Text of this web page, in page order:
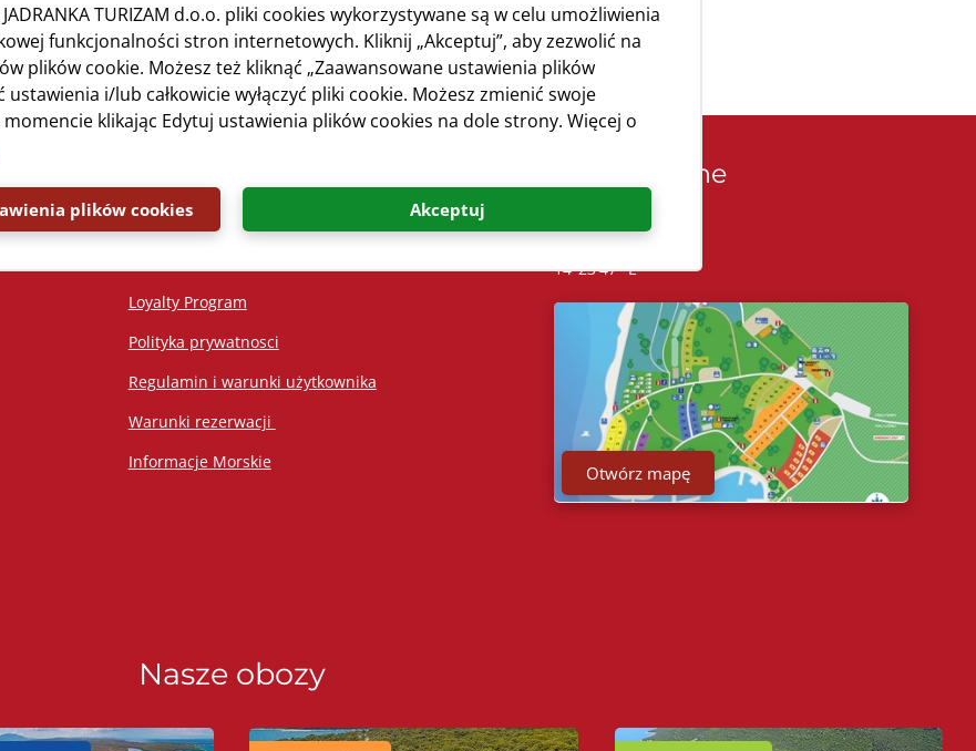
Pobierz broszury
Loyalty Program
Polityka prywatnosci
Regulamin i warunki użytkownika
Warunki rezerwacji ​
Informacje Morskie
Współrzędne
Kemping Bijar
14°23'47'' E
Otwórz mapę
Nasze obozy
TURIZAM d.o.o. pliki cookies wykorzystywane są w celu umożliwienia
funkcjonalności stron internetowych. Kliknij „Akceptuj”, aby zezwolić na
plików cookie. Możesz też kliknąć „Zaawansowane ustawienia plików
ustawienia i/lub całkowicie wyłączyć pliki cookie. Możesz zmienić swoje
klikając Edytuj ustawienia plików cookies na dole strony. Więcej o
plików cookies Akceptuj